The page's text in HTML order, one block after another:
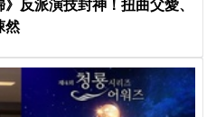
反派演技封神！扭曲父愛、
然